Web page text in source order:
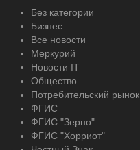
Без категории
Бизнес
Все новости
Меркурий
Новости IT
Общество
Потребительский рынок
ФГИС
ФГИС "Зерно"
ФГИС "Хорриот"